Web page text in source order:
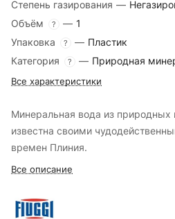
Степень газирования —
Объём
? — 1
Упаковка
? — Пластик
Категория
? — Природная
Все характеристики
Минеральная вода из
известна своими
времен Плиния.
Все описание